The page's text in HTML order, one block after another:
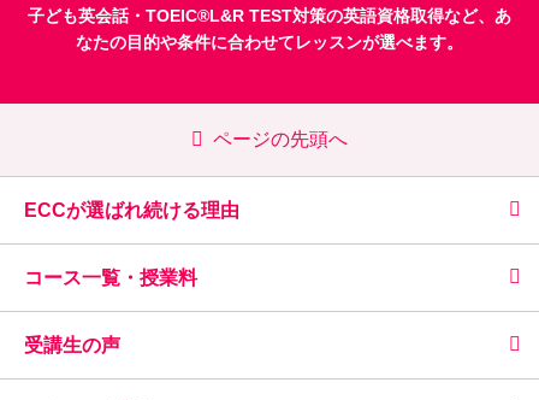
子ども英会話・ TOEIC®L&R TEST対策の英語資格取得など、あ
なたの目的や条件に合わせてレッスンが選べます。
ページの先頭へ
ECCが選ばれ続ける理由
コース一覧・授業料
受講生の声